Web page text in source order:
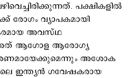
പക്ഷികളിൽ
രോ​ഗം വ്യാപകമായി
അവസ്ഥ
അത് ആഗോള ആരോഗ്യ
അശോക
ഇന്ത്യൻ ഗവേഷകരായ